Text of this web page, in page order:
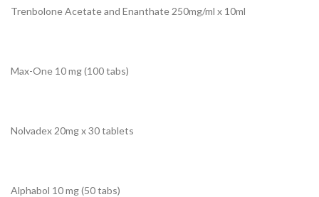
Trenbolone Acetate and Enanthate 250mg/ml x 10ml
Max-One 10 mg (100 tabs)
Nolvadex 20mg x 30 tablets
Alphabol 10 mg (50 tabs)